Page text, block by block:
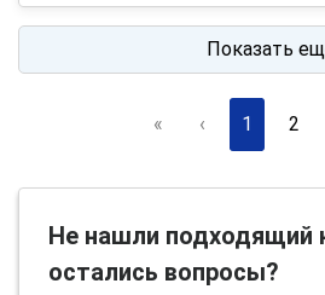
Показать
« ‹ 1 2
Не нашли подходящий
остались вопросы?